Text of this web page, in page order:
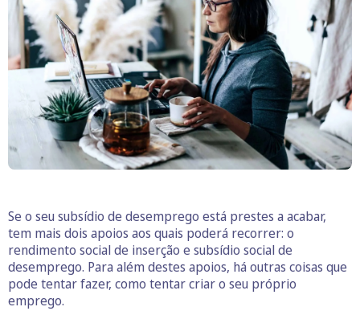
Se o seu subsídio de desemprego está prestes a acabar,
tem mais dois apoios aos quais poderá recorrer: o
rendimento social de inserção e subsídio social de
desemprego. Para além destes apoios, há outras coisas que
pode tentar fazer, como tentar criar o seu próprio
emprego.